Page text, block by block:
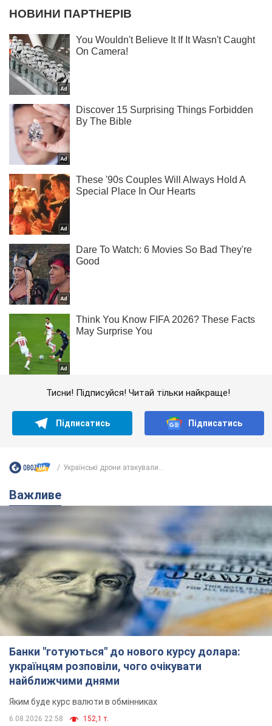
Тисни! Підписуйся! Читай тільки найкраще!
Підписатись Підписатись
Українські дрони атакували...
Важливе
Банки "готуються" до нового курсу долара:
українцям розповіли, чого очікувати
найближчими днями
Яким буде курс валюти в обмінниках
6.08.2026 22:58 152,1 т.